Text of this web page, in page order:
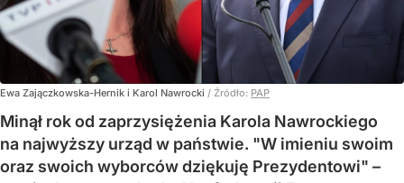
Ewa Zajączkowska-Hernik i Karol Nawrocki / Źródło: PAP
Minął rok od zaprzysiężenia Karola Nawrockiego
na najwyższy urząd w państwie. "W imieniu swoim
oraz swoich wyborców dziękuję Prezydentowi" –